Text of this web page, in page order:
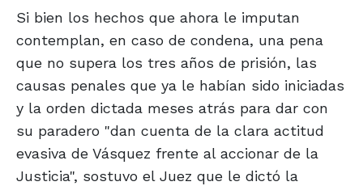
Si bien los hechos que ahora le imputan
contemplan, en caso de condena, una pena
que no supera los tres años de prisión, las
causas penales que ya le habían sido iniciadas
y la orden dictada meses atrás para dar con
su paradero "dan cuenta de la clara actitud
evasiva de Vásquez frente al accionar de la
Justicia", sostuvo el Juez que le dictó la